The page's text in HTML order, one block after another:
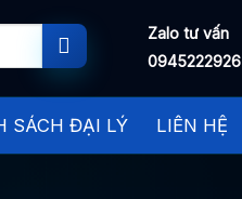
Zalo tư vấn
0945222926
SÁCH ĐẠI LÝ LIÊN HỆ